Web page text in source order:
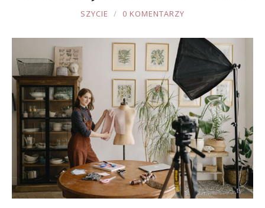
JOULE
SZYCIE 0 KOMENTARZY